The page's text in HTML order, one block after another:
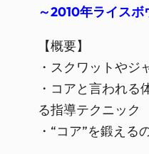
～2010年ライス
【概要】
・スクワットや
・コアと言われ
る指導テクニック
・“コア”を鍛える